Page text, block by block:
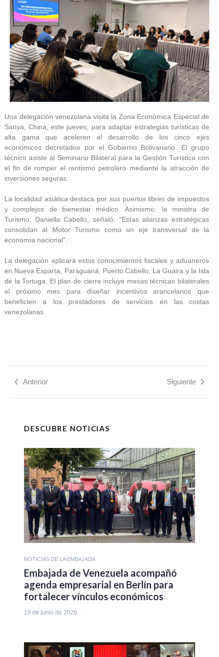
Una delegación venezolana visita la Zona Económica Especial de
Sanya, China, este jueves, para adaptar estrategias turísticas de
alta gama que aceleren el desarrollo de los cinco ejes
económicos decretados por el Gobierno Bolivariano. El grupo
técnico asiste al Seminario Bilateral para la Gestión Turística con
el fin de romper el rentismo petrolero mediante la atracción de
inversiones seguras.
La localidad asiática destaca por sus puertos libres de impuestos
y complejos de bienestar médico. Asimismo, la ministra de
Turismo, Daniella Cabello, señaló: “Estas alianzas estratégicas
consolidan al Motor Turismo como un eje transversal de la
economía nacional”.
La delegación aplicará estos conocimientos fiscales y aduaneros
en Nueva Esparta, Paraguaná, Puerto Cabello, La Guaira y la Isla
de la Tortuga. El plan de cierre incluye mesas técnicas bilaterales
el próximo mes para diseñar incentivos arancelarios que
beneficien a los prestadores de servicios en las costas
venezolanas.
Anterior Siguiente
DESCUBRE NOTICIAS
NOTICIAS DE LA EMBAJADA
Embajada de Venezuela acompañó
agenda empresarial en Berlín para
fortalecer vínculos económicos
19 de junio de 2026